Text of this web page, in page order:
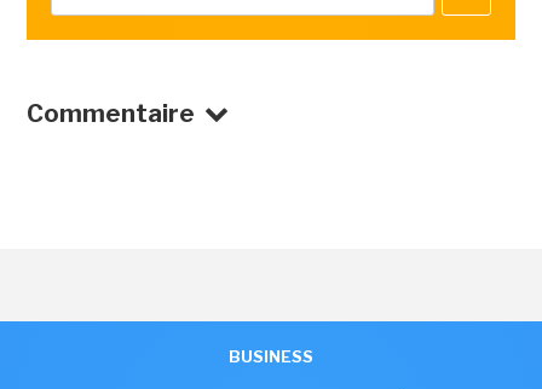
Commentaire
BUSINESS